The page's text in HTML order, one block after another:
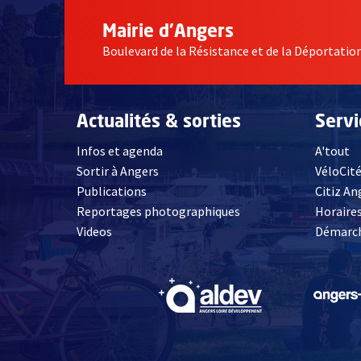
Mairie d'Angers
Boulevard de la Résistance et de la Déportation
Actualités & sorties
Infos et agenda
Sortir à Angers
Publications
Reportages photographiques
Videos, Ouvre une nouvelle fenêtre
A'tout
VéloCité
Citiz
, Ouvre une